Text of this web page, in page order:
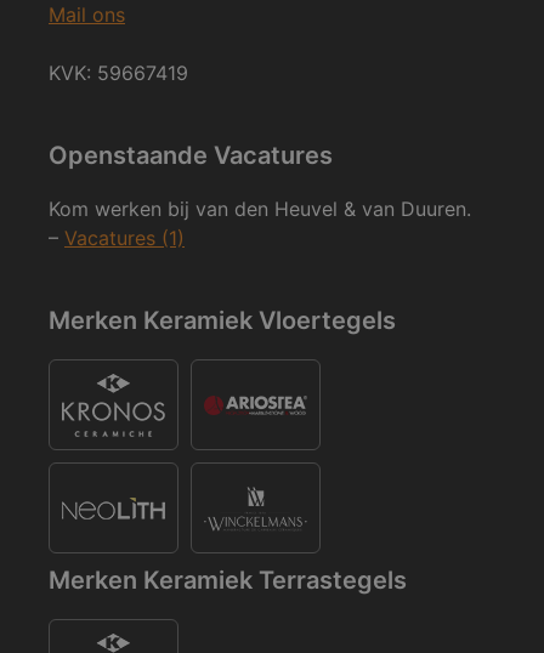
Mail ons
KVK: 59667419
Openstaande Vacatures
Kom werken bij van den Heuvel & van Duuren.
– Vacatures (1)
Merken Keramiek Vloertegels
Merken Keramiek Terrastegels